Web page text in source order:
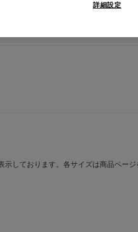
しております。各サイズは商品ページ
詳細設定